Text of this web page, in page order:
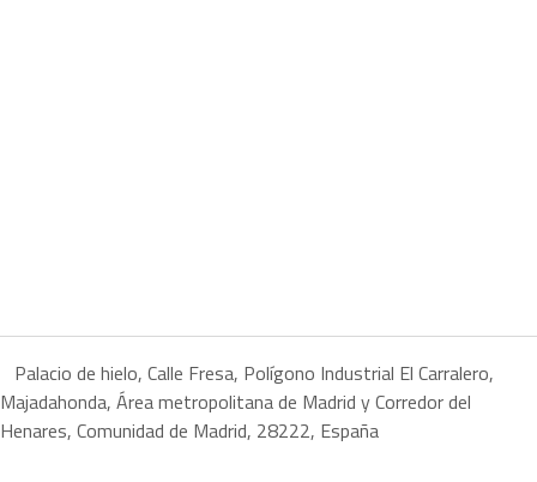
Palacio de hielo, Calle Fresa, Polígono Industrial El Carralero,
Majadahonda, Área metropolitana de Madrid y Corredor del
Henares, Comunidad de Madrid, 28222, España